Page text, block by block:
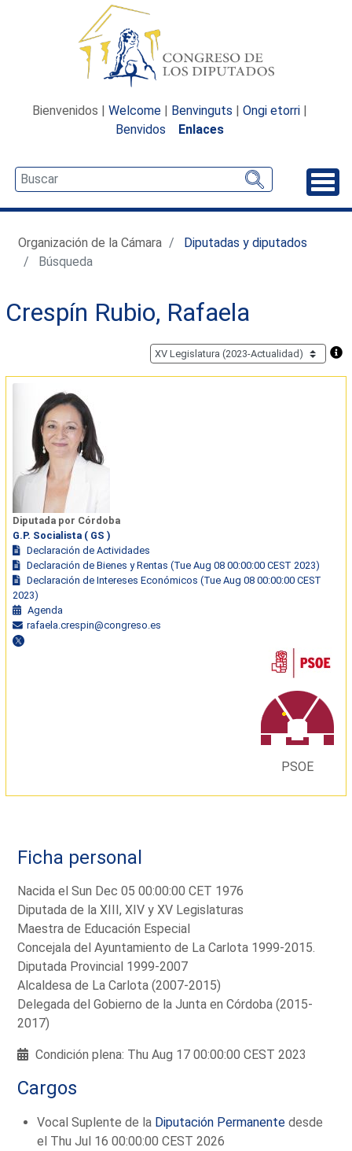
Bienvenidos | Welcome | Benvinguts | Ongi etorri |
Benvidos
Enlaces
Organización de la Cámara
Diputadas y diputados
Búsqueda
Crespín Rubio, Rafaela
Diputada por Córdoba
G.P. Socialista ( GS )
Declaración de Actividades
Declaración de Bienes y Rentas (Tue Aug 08 00:00:00 CEST 2023)
Declaración de Intereses Económicos (Tue Aug 08 00:00:00 CEST
2023)
Agenda
rafaela.crespin@congreso.es
PSOE
Ficha personal
Nacida el Sun Dec 05 00:00:00 CET 1976
Diputada de la XIII, XIV y XV Legislaturas
Maestra de Educación Especial
Concejala del Ayuntamiento de La Carlota 1999-2015.
Diputada Provincial 1999-2007
Alcaldesa de La Carlota (2007-2015)
Delegada del Gobierno de la Junta en Córdoba (2015-
2017)
Condición plena: Thu Aug 17 00:00:00 CEST 2023
Cargos
Vocal Suplente de la Diputación Permanente desde
el Thu Jul 16 00:00:00 CEST 2026